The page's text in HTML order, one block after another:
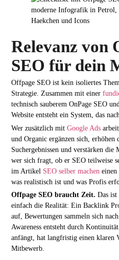
Relevanz von
SEO für dein
Offpage SEO ist kein isoliertes
Strategie. Zusammen mit einer
technisch sauberem OnPage SEO
Website entsteht ein System, das
Wer zusätzlich mitGoogle Ads
und Organic ergänzen sich, erhöhen
Suchergebnissen und verstärken die
wer sich fragt, ob er SEO teilweise
im Artikel SEO selber machen einen
was realistisch ist und was Profis
Offpage SEO braucht Zeit. Das ist
einfach die Realität: Ein Backlink
auf, Bewertungen sammeln sich
Awareness entsteht durch
anfängt, hat langfristig einen klaren
Mitbewerb.